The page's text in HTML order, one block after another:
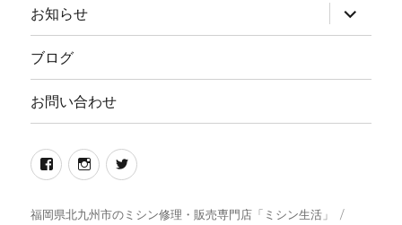
お知らせ
ブ
メ
ー
開
ブログ
お問い合わせ
Facebook
イ
ス
twitter
福岡県北九州市のミシン修理・販売専門店「ミシン生活」